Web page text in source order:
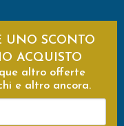
UNO SCONTO
ACQUISTO
altro offerte
e altro ancora.